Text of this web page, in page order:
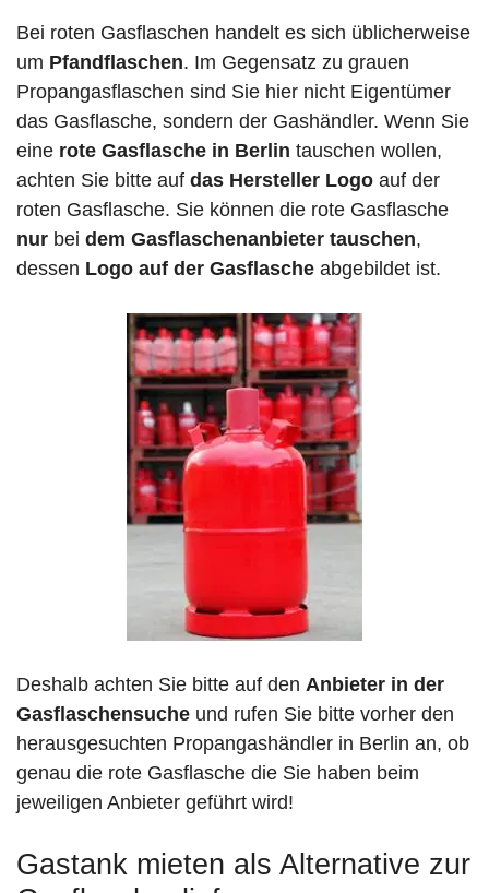
Bei roten Gasflaschen handelt es sich üblicherweise
um Pfandflaschen. Im Gegensatz zu grauen
Propangasflaschen sind Sie hier nicht Eigentümer
das Gasflasche, sondern der Gashändler. Wenn Sie
eine rote Gasflasche in Berlin tauschen wollen,
achten Sie bitte auf das Hersteller Logo auf der
roten Gasflasche. Sie können die rote Gasflasche
nur bei dem Gasflaschenanbieter tauschen,
dessen Logo auf der Gasflasche abgebildet ist.
Deshalb achten Sie bitte auf den Anbieter in der
Gasflaschensuche und rufen Sie bitte vorher den
herausgesuchten Propangashändler in Berlin an, ob
genau die rote Gasflasche die Sie haben beim
jeweiligen Anbieter geführt wird!
Gastank mieten als Alternative zur